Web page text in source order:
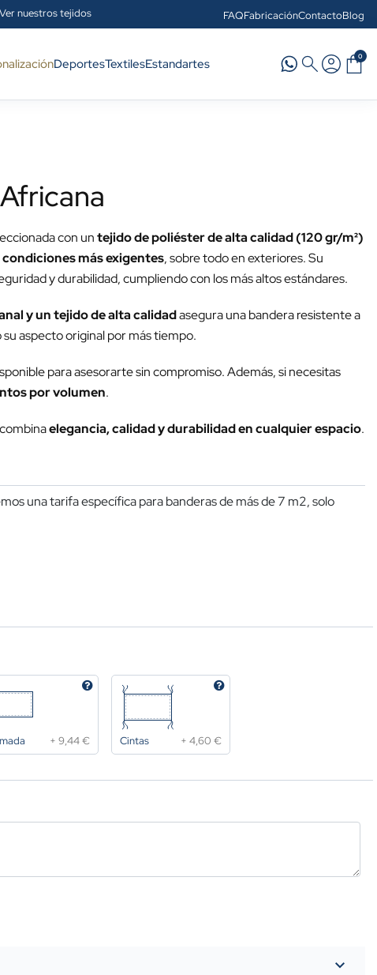
Ver nuestros tejidos FAQFabricaciónContactoBlog
DeportesTextilesEstandartes 0
con untejido de poliéster de alta calidad (120 gr/m²)
más exigentes, sobre todo en exteriores. Su
y durabilidad, cumpliendo con los más altos estándares.
y un tejido de alta calidadasegura una bandera resistente a
aspecto original por más tiempo.
para asesorarte sin compromiso. Además, si necesitas
por volumen.
elegancia, calidad y durabilidad en cualquier espacio.
una tarifa específica para banderas de más de 7 m2, solo
+9,44 € Cintas +4,60 €